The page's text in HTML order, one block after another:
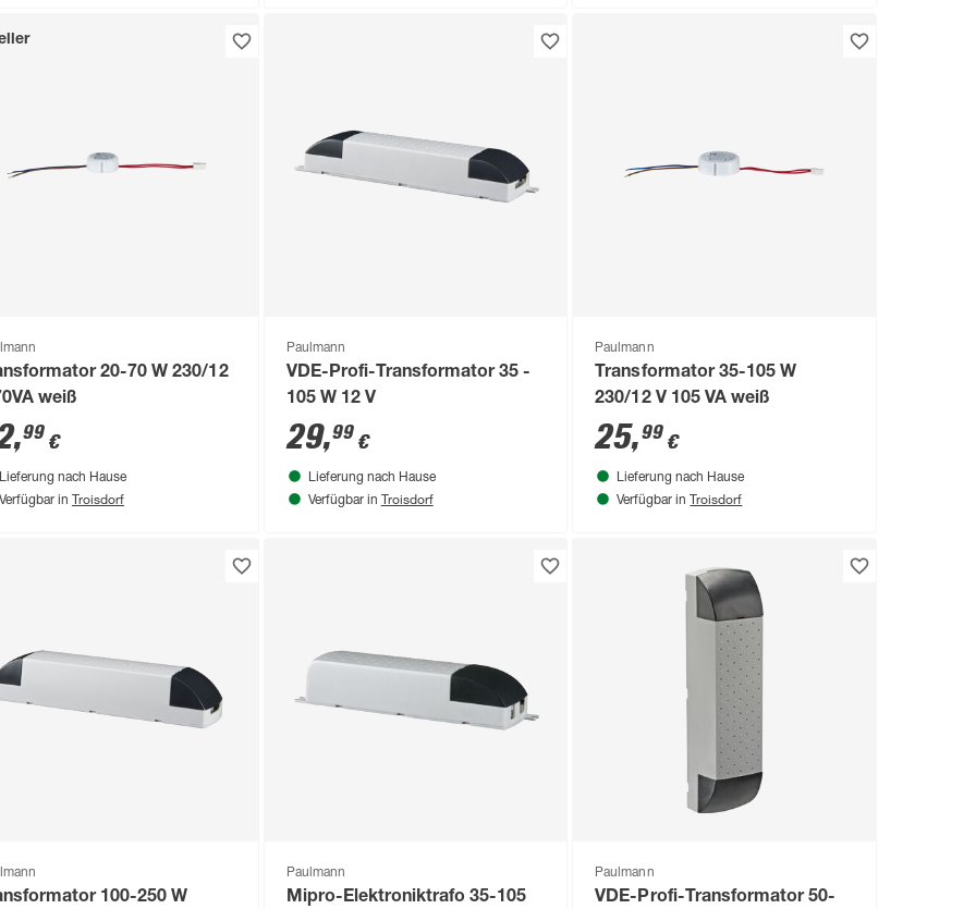
20-70 W 230/12
weiß
,99 €
Lieferung nach Hause
Verfügbar in Troisdorf
Paulmann
VDE-Profi-Transformator 35 -
105 W 12 V
29,99€
Lieferung nach Hause
Verfügbar in Troisdorf
Paulmann
Transformator 35-105 W
230/12 V 105 VA weiß
25,99 €
Lieferung nach Hause
Verfügbar in Troisdorf
100-250 W
Paulmann
Mipro-Elektroniktrafo 35-105
Paulmann
VDE-Profi-Transformator 50-